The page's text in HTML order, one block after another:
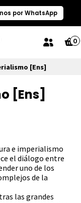
por WhatsApp
0
[Ens]
[Ens]
e imperialismo
el diálogo entre
uno de los
de la
las grandes